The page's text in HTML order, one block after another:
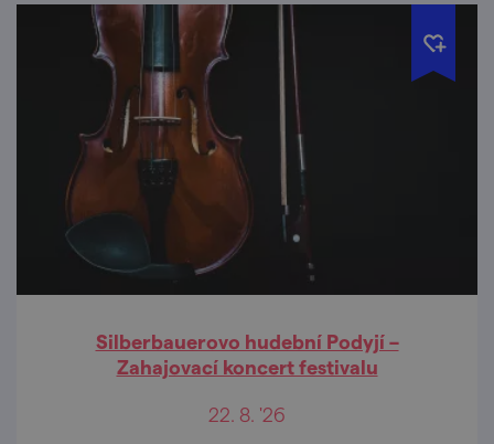
Silberbauerovo hudební Podyjí –
Zahajovací koncert festivalu
22. 8. '26